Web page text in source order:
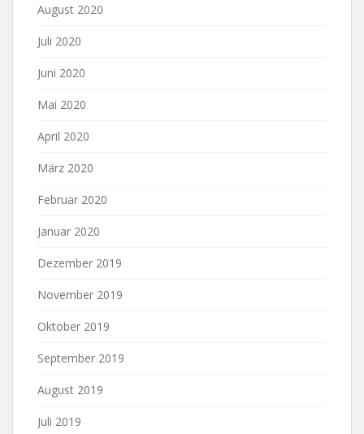
August 2020
Juli 2020
Juni 2020
Mai 2020
April 2020
März 2020
Februar 2020
Januar 2020
Dezember 2019
November 2019
Oktober 2019
September 2019
August 2019
Juli 2019